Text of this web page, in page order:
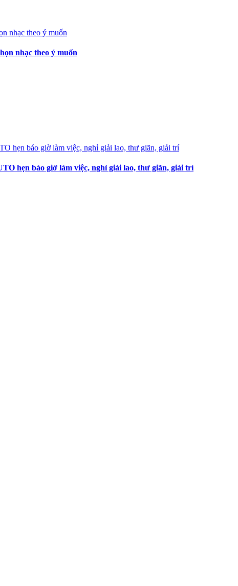
nhạc theo ý muốn
hẹn báo giờ làm việc, nghỉ giải lao, thư giãn, giải trí